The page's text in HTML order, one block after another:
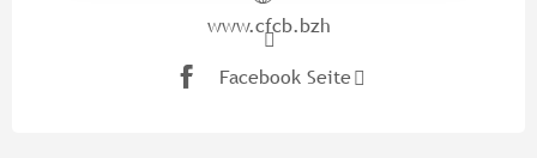
www.cfcb.bzh
Facebook Seite